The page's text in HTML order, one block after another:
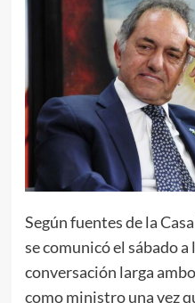
Según fuentes de la
se comunicó el sábado
conversación larga
como ministro una vez